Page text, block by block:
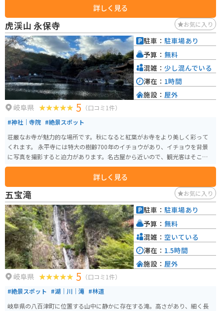
折々の自然美が楽しめ、特に春の桜や秋の紅葉は見どころ。鬼岩という名前
は約800年前に鬼人「関の太郎」が住んでおり、その悪行から後白河法皇の命
を受けた纐纈源吾によって討伐された伝説に由来し、今も古句「恐ろしや次
月の里の鬼すすき」が伝わっています。 公園内には温泉情緒ある旅館や飲食
店、お土産店があり、温泉は黄甫元勲大禅師が傷ついた白鷲の湯浴みを目撃
し発見されたとの伝説がある。また、アニメ「鬼滅の刃」ブームで主人公・
炭治郎が一刀両断にした岩に似た岩があるとして、多くの注目を集めている
スポットとなっています。
詳しく見る
虎渓山 永保寺 お気に入り
岐阜県 5 （口コミ1件）
#神社｜寺院 #絶景スポット
荘厳なお寺が魅力的な場所です。秋になると紅葉がお寺をより美しく彩って
くれます。 永平寺には特大の樹齢700年のイチョウがあり、イチョウを背景
に写真を撮影すると迫力があります。名古屋から近いので、観光客はそこそ
こいます。
詳しく見る
駐車： 駐車場あり
予算： 無料
混雑： 少し混んでいる
滞在： 1時間
施設： 屋外
五宝滝 お気に入り
岐阜県 5 （口コミ1件）
#絶景スポット #湖｜川｜滝 #林道
岐阜県の八百津町に位置する山中に静かに存在する滝。高さがあり、細く長
駐車： 駐車場あり
予算： 無料
混雑： 空いている
滞在： 1.5時間
施設： 屋外